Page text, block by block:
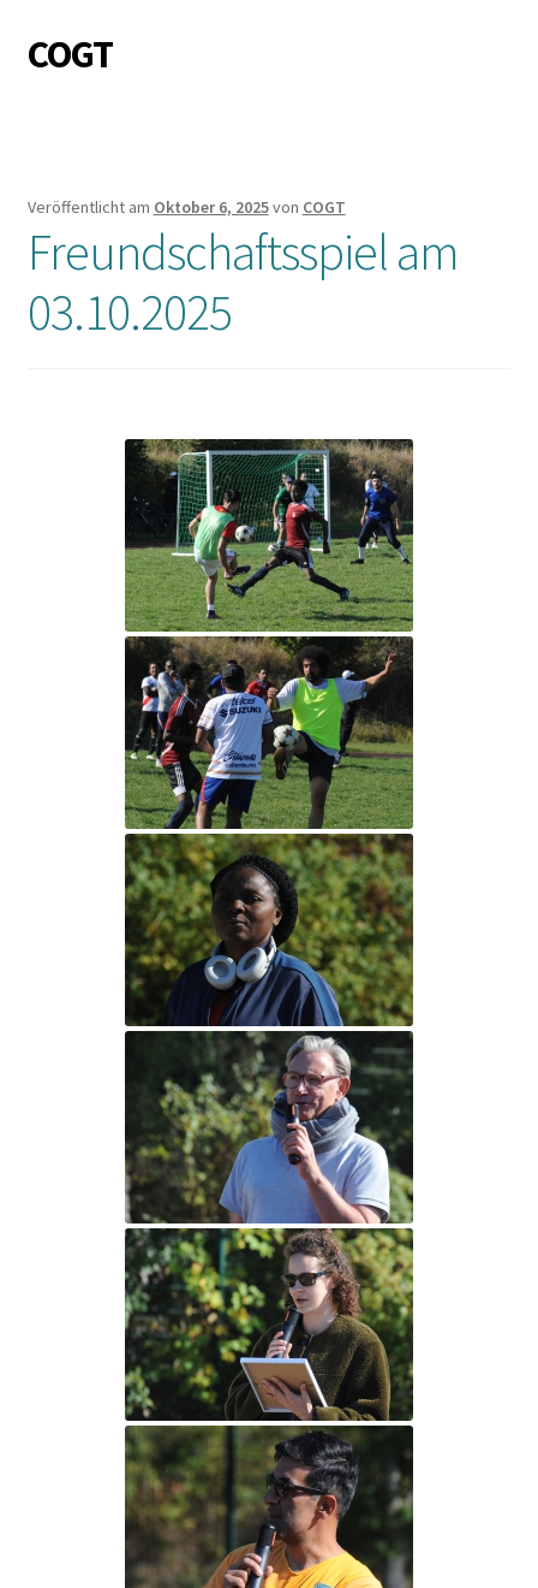
Zur
Navigation
Zum
Inhalt
COGT
Veröffentlicht am Oktober 6, 2025von COGT
Freundschaftsspiel am
03.10.2025